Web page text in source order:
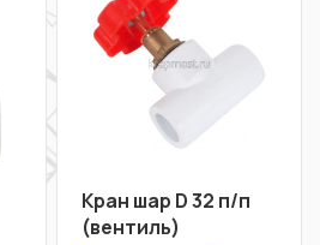
Кран шар D 32 п/п
(вентиль)